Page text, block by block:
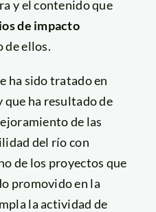
y el contenido que
de impacto
de ellos.
ha sido tratado en
que ha resultado de
de las
del río con
de los proyectos que
promovido en la
la actividad de